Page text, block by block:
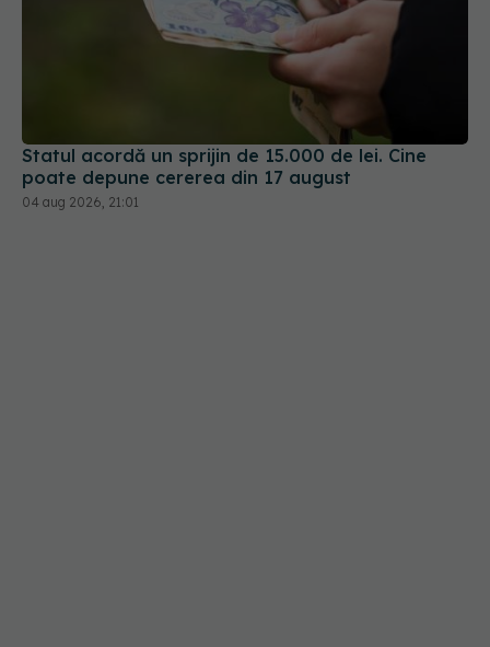
Statul acordă un sprijin de 15.000 de lei. Cine
poate depune cererea din 17 august
04 aug 2026, 21:01